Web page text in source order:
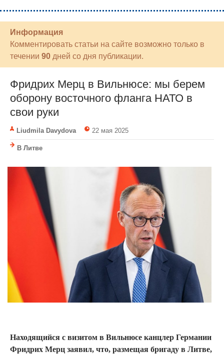
Информация
Комментировать статьи на сайте возможно только в
течении 90 дней со дня публикации.
Фридрих Мерц в Вильнюсе: мы берем
оборону восточного фланга НАТО в
свои руки
Liudmila Davydova 22 мая 2025
В Литве
Находящийся с визитом в Вильнюсе канцлер Германии
Фридрих Мерц заявил, что, размещая бригаду в Литве,